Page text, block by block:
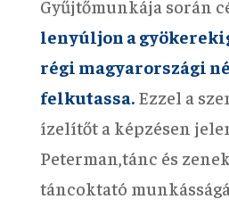
Gyűjtőmunkája során
lenyúljon a
régi magyarországi
felkutassa.Ezzel a
ízelítőt a képzésen
Peterman,tánc és
táncoktató